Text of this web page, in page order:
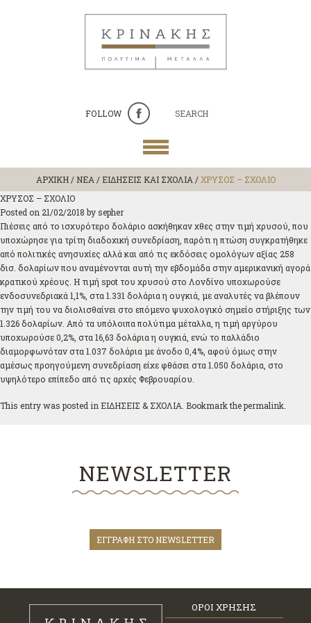
FOLLOW SEARCH
ΑΡΧΙΚΗ/ ΝΕΑ / ΕΙΔΗΣΕΙΣ ΚΑΙ ΣΧΟΛΙΑ /ΧΡΥΣΟΣ – ΣΧΟΛΙΟ
ΧΡΥΣΟΣ – ΣΧΟΛΙΟ
Posted on 21/02/2018 bysepher
Πιέσεις από το ισχυρότερο δολάριο ασκήθηκαν χθες στην τιμή χρυσού, που
υποχώρησε για τρίτη διαδοχική συνεδρίαση, παρότι η πτώση συγκρατήθηκε
από πολιτικές ανησυχίες αλλά και από τις εκδόσεις ομολόγων αξίας 258
δισ. δολαρίων που αναμένονται αυτή την εβδομάδα στην αμερικανική αγορά
κρατικού χρέους. Η τιμή spot του χρυσού στο Λονδίνο υποχωρούσε
ενδοσυνεδριακά 1,1%, στα 1.331 δολάρια η ουγκιά, με αναλυτές να βλέπουν
την τιμή του να διολισθαίνει στο επόμενο ψυχολογικό σημείο στήριξης των
1.326 δολαρίων. Από τα υπόλοιπα πολύτιμα μέταλλα, η τιμή αργύρου
υποχωρούσε 0,2%, στα 16,63 δολάρια η ουγκιά, ενώ το παλλάδιο
διαμορφωνόταν στα 1.037 δολάρια με άνοδο 0,4%, αφού όμως στην
αμέσως προηγούμενη συνεδρίαση είχε φθάσει στα 1.050 δολάρια, στο
υψηλότερο επίπεδο από τις αρχές Φεβρουαρίου.
This entry was posted in ΕΙΔΗΣΕΙΣ & ΣΧΟΛΙΑ . Bookmark thepermalink
NEWSLETTER
ΕΓΓΡΑΦΗ ΣΤΟ NEWSLETTER
ΟΡΟΙ ΧΡΗΣΗΣ